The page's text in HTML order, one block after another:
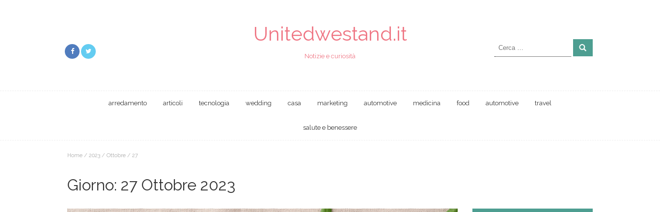
Unitedwestand.it
Notizie e curiosità
Ricerca
per:
arredamento articoli tecnologia wedding casa marketing automotive medicina food automotive travel
salute e benessere
Home / 2023 / Ottobre / 27
Giorno: 27 Ottobre 2023